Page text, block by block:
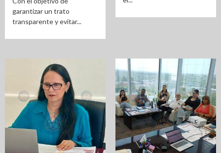
garantizar un trato
transparente y evitar...